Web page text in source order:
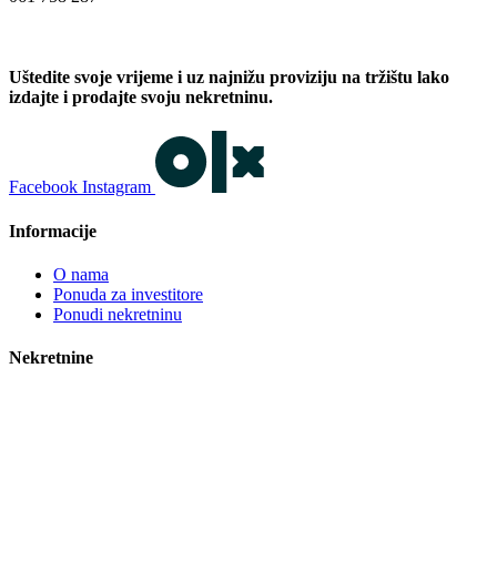
Uštedite svoje vrijeme i uz najnižu proviziju na tržištu lako
izdajte i prodajte svoju nekretninu.
Facebook Instagram
Informacije
O nama
Ponuda za investitore
Ponudi nekretninu
Nekretnine